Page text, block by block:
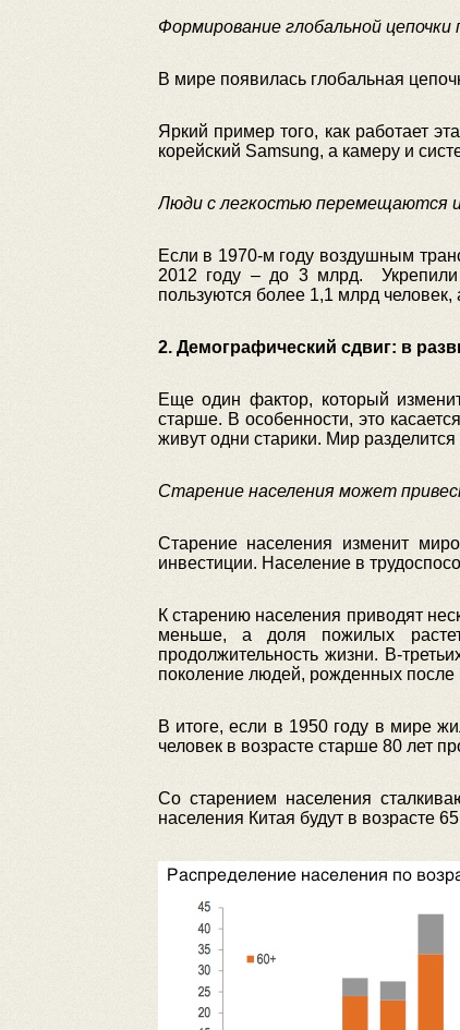
Формирование глобальной цепочки
В мире появилась глобальная
Яркий пример того, как работает
корейский Samsung, а камеру и
Люди с легкостью перемещаются
Если в 1970-м году воздушным
2012 году – до 3 млрд. Укрепили
пользуются более 1,1 млрд
2. Демографический сдвиг: в
Еще один фактор, который
старше. В особенности, это
живут одни старики. Мир
Старение населения может
Старение населения изменит
инвестиции. Население в
К старению населения приводят
меньше, а доля пожилых
продолжительность жизни. В-
поколение людей, рожденных
В итоге, если в 1950 году в мире
человек в возрасте старше 80 лет
Со старением населения
населения Китая будут в возрасте